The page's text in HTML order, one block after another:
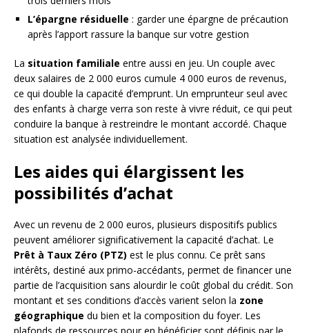
L’épargne résiduelle : garder une épargne de précaution
après l’apport rassure la banque sur votre gestion
La situation familiale entre aussi en jeu. Un couple avec
deux salaires de 2 000 euros cumule 4 000 euros de revenus,
ce qui double la capacité d’emprunt. Un emprunteur seul avec
des enfants à charge verra son reste à vivre réduit, ce qui peut
conduire la banque à restreindre le montant accordé. Chaque
situation est analysée individuellement.
Les aides qui élargissent les
possibilités d’achat
Avec un revenu de 2 000 euros, plusieurs dispositifs publics
peuvent améliorer significativement la capacité d’achat. Le
Prêt à Taux Zéro (PTZ) est le plus connu. Ce prêt sans
intérêts, destiné aux primo-accédants, permet de financer une
partie de l’acquisition sans alourdir le coût global du crédit. Son
montant et ses conditions d’accès varient selon la zone
géographique du bien et la composition du foyer. Les